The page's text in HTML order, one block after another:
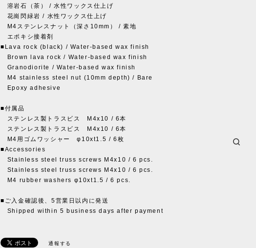
溶岩石（茶） / 水性ワックス仕上げ
花崗閃緑岩 / 水性ワックス仕上げ
M4ステンレスナット（深さ10mm） / 素地
エポキシ接着剤
■Lava rock (black) / Water-based wax finish
Brown lava rock / Water-based wax finish
Granodiorite / Water-based wax finish
M4 stainless steel nut (10mm depth) / Bare
Epoxy adhesive
■付属品
ステンレス製トラスビス M4x10 / 6本
ステンレス製トラスビス M4x10 / 6本
M4用ゴムワッシャー φ10xt1.5 / 6枚
■Accessories
Stainless steel truss screws M4x10 / 6 pcs.
Stainless steel truss screws M4x10 / 6 pcs.
M4 rubber washers φ10xt1.5 / 6 pcs.
■ご入金確認後、5営業日以内に発送
Shipped within 5 business days after payment
通報する